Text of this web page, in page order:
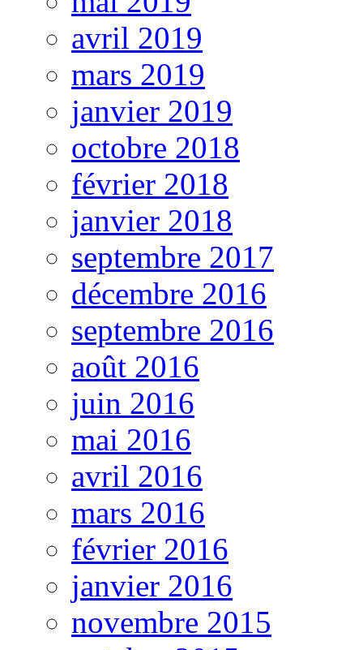
avril 2019
mars 2019
janvier 2019
octobre 2018
février 2018
janvier 2018
septembre 2017
décembre 2016
septembre 2016
août 2016
juin 2016
mai 2016
avril 2016
mars 2016
février 2016
janvier 2016
novembre 2015